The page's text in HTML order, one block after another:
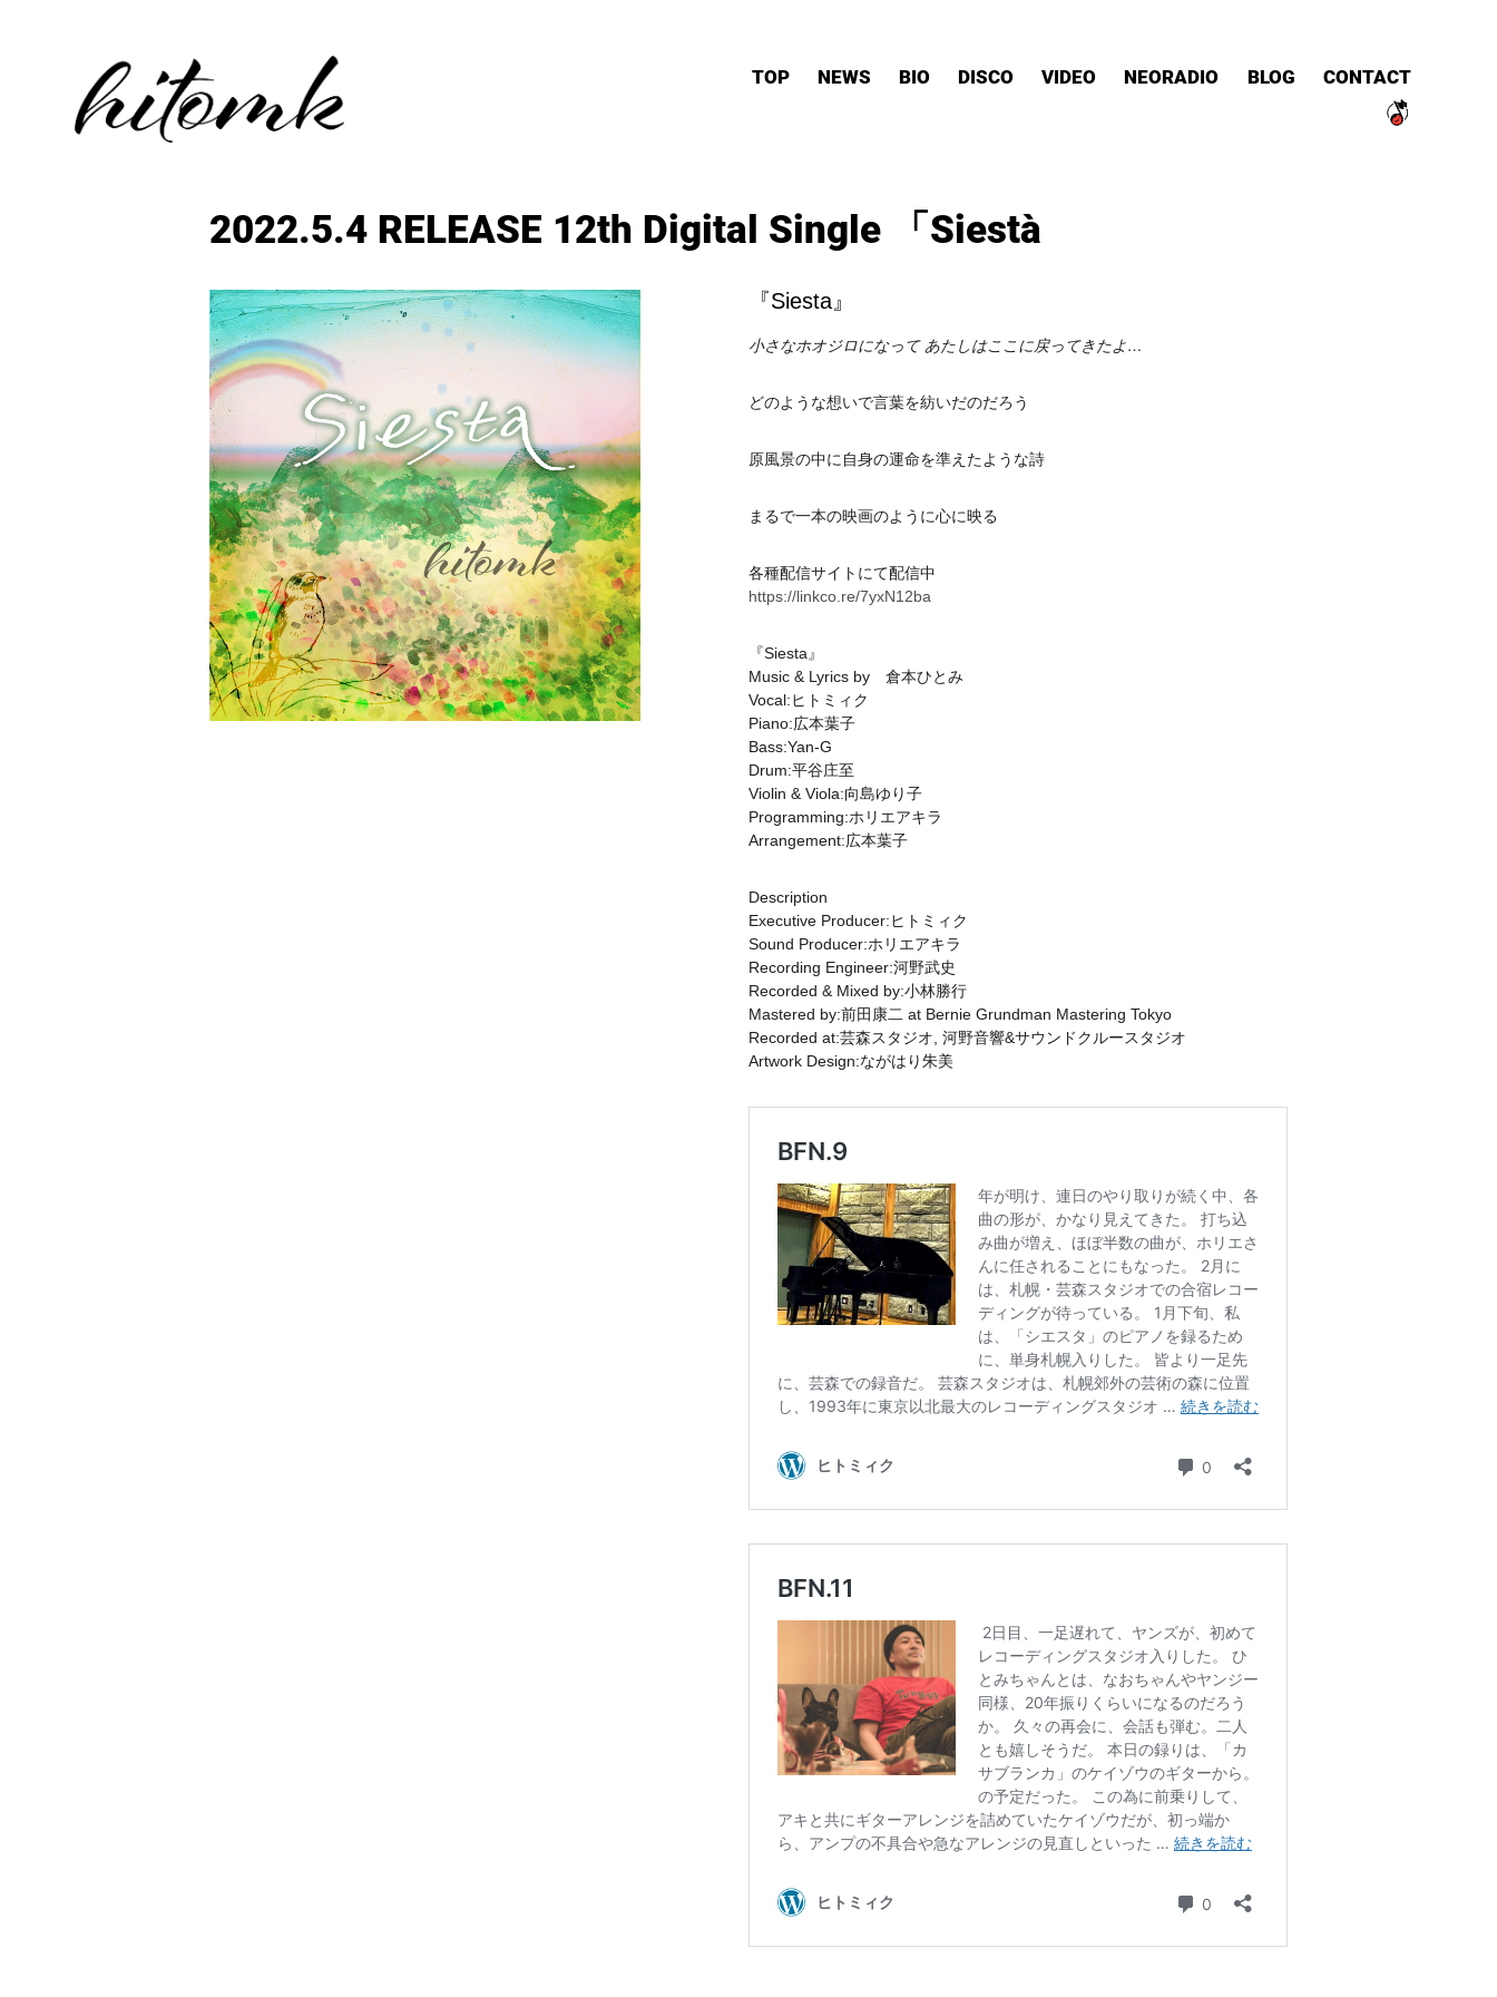
TOP NEWS BIO DISCO VIDEO NEORADIO BLOG CONTACT
2022.5.4 RELEASE 12th Digital Single 「Siesta」
『Siesta』
小さなホオジロになって あたしはここに戻ってきたよ…
どのような想いで言葉を紡いだのだろう
原風景の中に自身の運命を準えたような詩
まるで一本の映画のように心に映る
各種配信サイトにて配信中
https://linkco.re/7yxN12ba
『Siesta』
Music & Lyrics by 倉本ひとみ
Vocal:ヒトミィク
Piano:広本葉子
Bass:Yan-G
Drum:平谷庄至
Violin & Viola:向島ゆり子
Programming:ホリエアキラ
Arrangement:広本葉子
Description
Executive Producer:ヒトミィク
Sound Producer:ホリエアキラ
Recording Engineer:河野武史
Recorded & Mixed by:小林勝行
Mastered by:前田康二 at Bernie Grundman Mastering Tokyo
Recorded at:芸森スタジオ, 河野音響&サウンドクルースタジオ
Artwork Design:ながはり朱美